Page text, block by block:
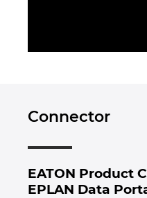
Connector
EATON Product
EPLAN Data
Japonia
Lituania
Luxemburg